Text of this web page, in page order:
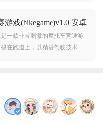
验。
戏(bikegame)v1.0 安卓
一款非常刺激的摩托车竞速游
在跑道上，以精湛驾驶技术，